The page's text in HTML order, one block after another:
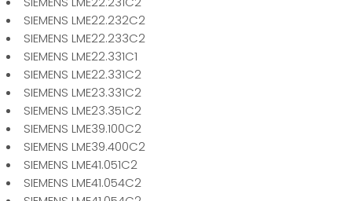
SIEMENS LME22.232C2
SIEMENS LME22.233C2
SIEMENS LME22.331C1
SIEMENS LME22.331C2
SIEMENS LME23.331C2
SIEMENS LME23.351C2
SIEMENS LME39.100C2
SIEMENS LME39.400C2
SIEMENS LME41.051C2
SIEMENS LME41.054C2